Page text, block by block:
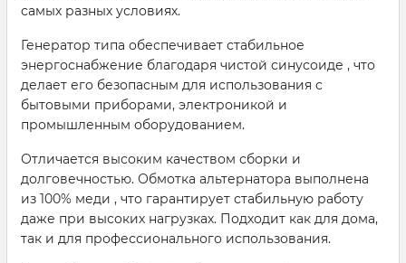
самых разных условиях.
Генератор типа обеспечивает стабильное
энергоснабжение благодаря чистой синусоиде , что
делает его безопасным для использования с
бытовыми приборами, электроникой и
промышленным оборудованием.
Отличается высоким качеством сборки и
долговечностью. Обмотка альтернатора выполнена
из 100% меди , что гарантирует стабильную работу
даже при высоких нагрузках. Подходит как для дома,
так и для профессионального использования.